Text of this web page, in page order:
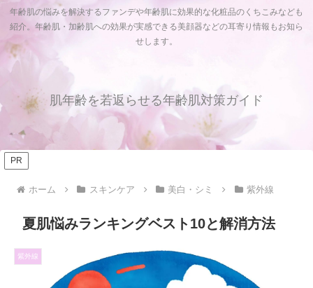
年齢肌の悩みを解決するファンデや年齢肌に効果的な化粧品のくちこみなども
紹介。年齢肌・加齢肌への効果が実感できる美顔器などの耳寄り情報もお知ら
せします。
肌年齢を若返らせる年齢肌対策ガイド
PR
ホーム スキンケア 美白・シミ 紫外線
夏肌悩みランキングベスト10と解消方法
紫外線